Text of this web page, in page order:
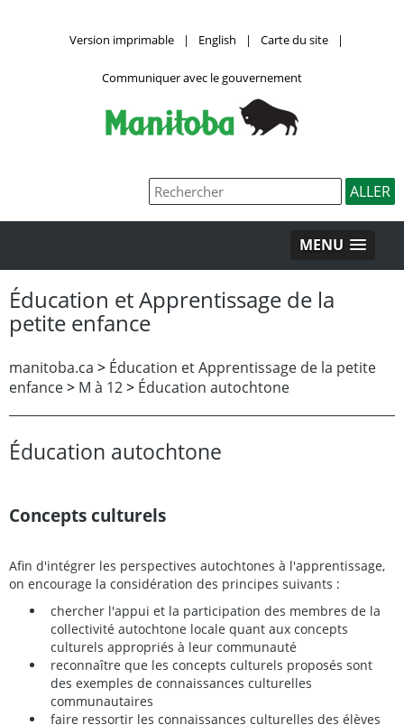
Version imprimable | English | Carte du site |
Communiquer avec le gouvernement
MENU
Éducation et Apprentissage de la
petite enfance
manitoba.ca > Éducation et Apprentissage de la petite
enfance> M à 12> Éducation autochtone
Éducation autochtone
Concepts culturels
Afin d'intégrer les perspectives autochtones à l'apprentissage,
on encourage la considération des principes suivants :
chercher l'appui et la participation des membres de la
collectivité autochtone locale quant aux concepts
culturels appropriés à leur communauté
reconnaître que les concepts culturels proposés sont
des exemples de connaissances culturelles
communautaires
faire ressortir les connaissances culturelles des élèves